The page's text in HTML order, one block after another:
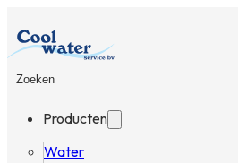
Zoeken
Producten
Water